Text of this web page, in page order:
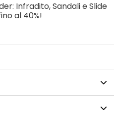
Infradito, Sandali e Slide
al 40%!